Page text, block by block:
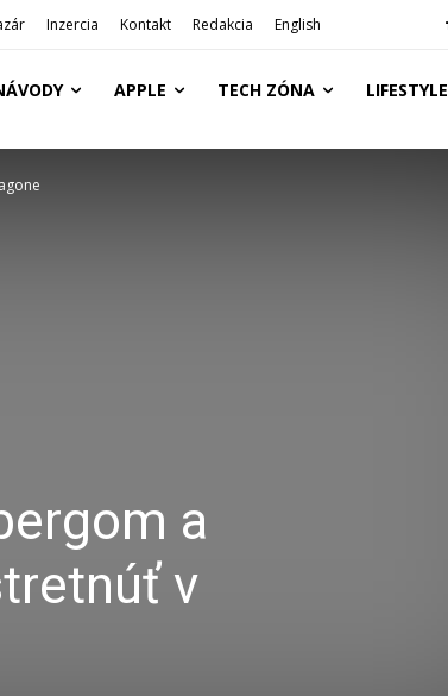
Inzercia Kontakt Redakcia English
APPLE TECH ZÓNA LIFESTYLE
a
v